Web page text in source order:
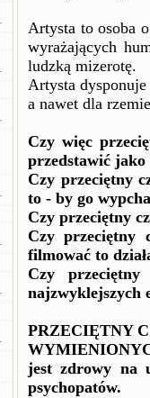
Artysta to osoba
wyrażających
ludzką mizerotę.
Artysta
a nawet dla
Czy więc
przedstawić jako
Czy przeciętny
to - by go
Czy przeciętny
Czy przeciętny
filmować to
Czy
najzwyklejszych
PRZECIĘTNY
jest zdrowy na
psychopatów.